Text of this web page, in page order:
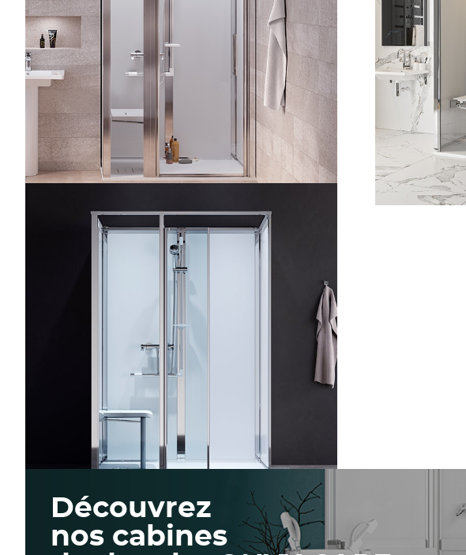
PORTE CLASSIQUE
PAROI FIXE
Découvrez
nos cabines